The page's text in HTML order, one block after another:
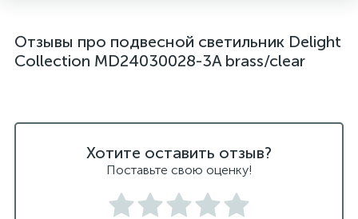
светильники над рабочей поверхностью
светильники подвесные белые
Отзывы про подвесной светильник Delight
Collection MD24030028-3A brass/clear
Хотите оставить отзыв?
Поставьте свою оценку!